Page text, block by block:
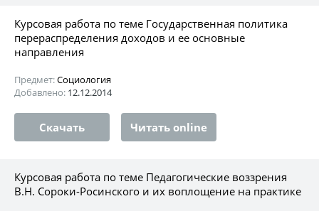
Курсовая работа по теме Государственная политика
перераспределения доходов и ее основные
направления
Предмет:Социология
Добавлено: 12.12.2014
Скачать Читать online
Курсовая работа по теме Педагогические воззрения
В.Н. Сороки-Росинского и их воплощение на практике